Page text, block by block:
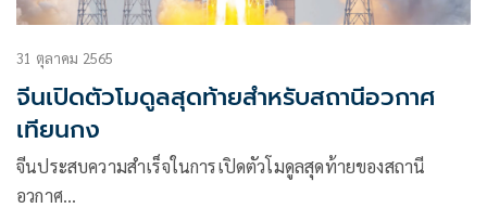
31 ตุลาคม 2565
จีนเปิดตัวโมดูลสุดท้ายสำหรับสถานีอวกาศ
เทียนกง
จีนประสบความสำเร็จในการเปิดตัวโมดูลสุดท้ายของสถานี
อวกาศ…